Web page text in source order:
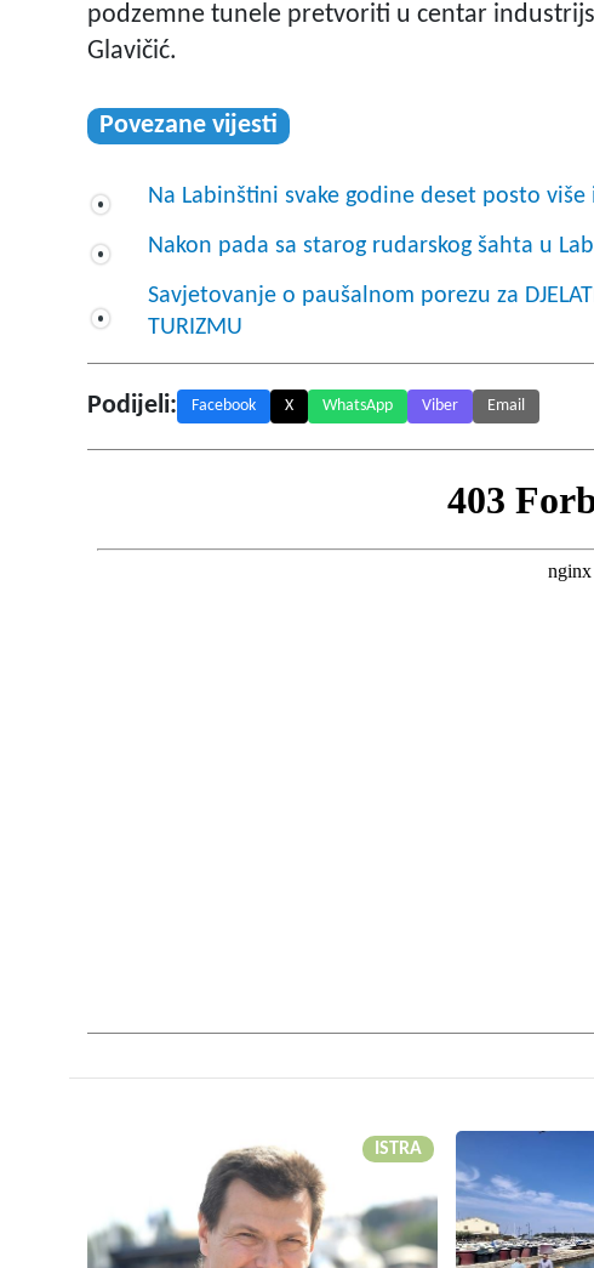
podzemne tunele pretvoriti u centar
Glavičić.
Povezane vijesti
Na Labinštini svake godine deset posto više
Nakon pada sa starog rudarskog šahta u
Savjetovanje o paušalnom porezu za
TURIZMU
Podijeli: Facebook X WhatsApp Viber Email
ISTRA